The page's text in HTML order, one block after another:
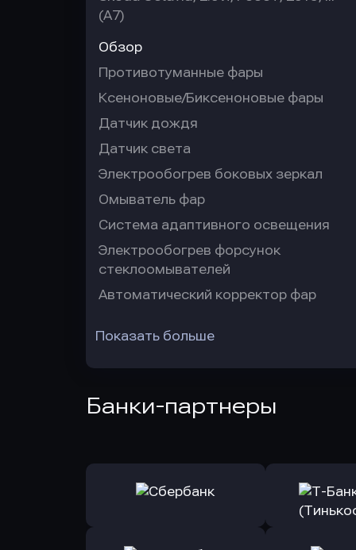
(A7)
Обзор
Противотуманные фары
Ксеноновые/Биксеноновые фары
Датчик дождя
Датчик света
Электрообогрев боковых зеркал
Омыватель фар
Система адаптивного освещения
Электрообогрев форсунок
стеклоомывателей
Автоматический корректор фар
Показать больше
Банки-партнеры